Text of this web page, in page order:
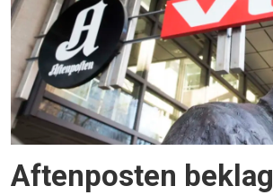
Aftenposten